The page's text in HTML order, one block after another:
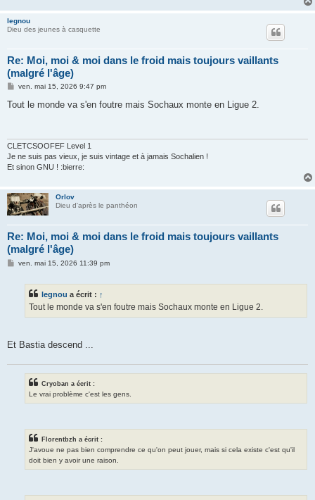
legnou
Dieu des jeunes à casquette
Re: Moi, moi & moi dans le froid mais toujours vaillants
(malgré l'âge)
M
s
ven. mai 15, 2026 9:47 pm
Tout le monde va s'en foutre mais Sochaux monte en Ligue 2.
CLETCSOOFEF Level 1
Je ne suis pas vieux, je suis vintage et à jamais Sochalien !
Et sinon GNU ! :bierre:
Orlov
Dieu d'après le panthéon
Re: Moi, moi & moi dans le froid mais toujours vaillants
(malgré l'âge)
Mven. mai 15, 2026 11:39 pm
legnou a écrit : ↑
Tout le monde va s'en foutre mais Sochaux monte en Ligue 2.
Et Bastia descend ...
Cryoban a écrit :
Le vrai problème c'est les gens.
Florentbzh a écrit :
J'avoue ne pas bien comprendre ce qu'on peut jouer, mais si cela existe c'est qu'il
doit bien y avoir une raison.